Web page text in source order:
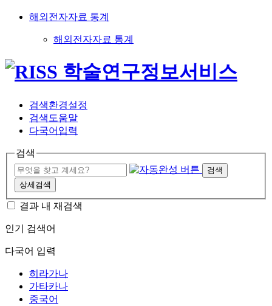
해외전자자료 통계
해외전자자료 통계
검색환경설정
검색도움말
다국어입력
검색
검색
상세검색
결과 내 재검색
인기 검색어
다국어 입력
히라가나
가타카나
중국어